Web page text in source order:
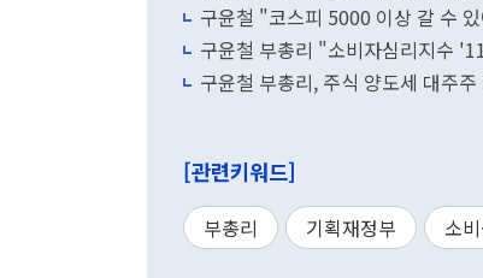
구윤철 "코스피 5000 이상 갈 수
구윤철 부총리 "소비자심리지수
구윤철 부총리, 주식 양도세 대주
[관련키워드]
부총리 기획재정부 소